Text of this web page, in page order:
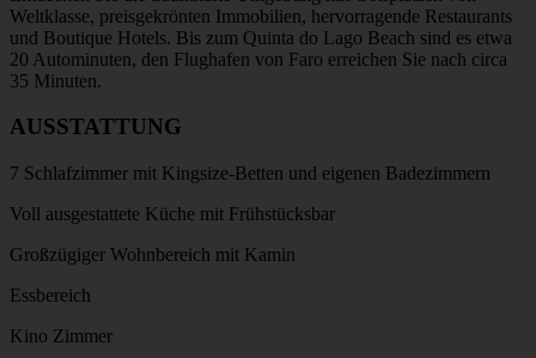
Weltklasse, preisgekrönten Immobilien, hervorragende Restaurants
und Boutique Hotels. Bis zum Quinta do Lago Beach sind es etwa
20 Autominuten, den Flughafen von Faro erreichen Sie nach circa
35 Minuten.
AUSSTATTUNG
7 Schlafzimmer mit Kingsize-Betten und eigenen Badezimmern
Voll ausgestattete Küche mit Frühstücksbar
Großzügiger Wohnbereich mit Kamin
Essbereich
Kino Zimmer